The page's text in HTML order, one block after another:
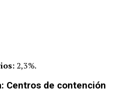
2,3%.
Centros de contención